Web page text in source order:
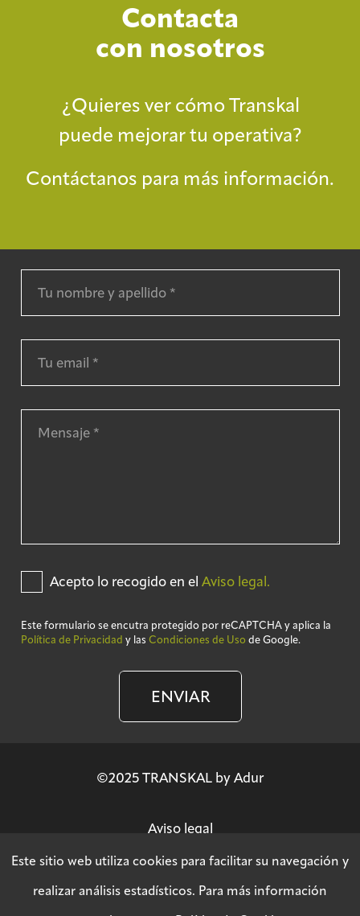
Contacta
con nosotros
¿Quieres ver cómo Transkal
puede mejorar tu operativa?
Contáctanos para más información.
Acepto lo recogido en el Aviso legal.
Este formulario se encutra protegido por reCAPTCHA y aplica la
Política de Privacidad y las Condiciones de Uso de Google.
ENVIAR
©2025 TRANSKAL by Adur
Aviso legal
Este sitio web utiliza cookies para facilitar su navegación y
realizar análisis estadísticos. Para más información